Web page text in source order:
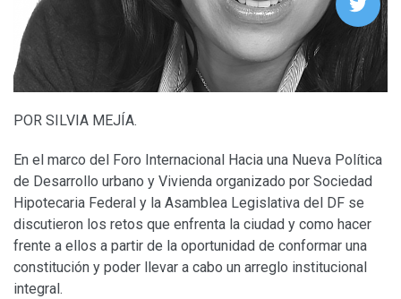
POR SILVIA MEJÍA.
En el marco del Foro Internacional Hacia una Nueva Política
de Desarrollo urbano y Vivienda organizado por Sociedad
Hipotecaria Federal y la Asamblea Legislativa del DF se
discutieron los retos que enfrenta la ciudad y como hacer
frente a ellos a partir de la oportunidad de conformar una
constitución y poder llevar a cabo un arreglo institucional
integral.